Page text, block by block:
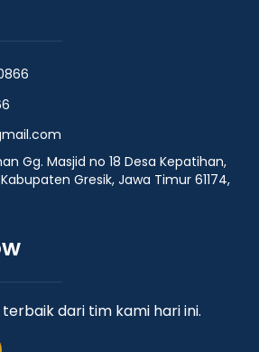
Gg. Masjid no 18 Desa Kepatihan,
Gresik, Jawa Timur 61174,
dari tim kami hari ini.